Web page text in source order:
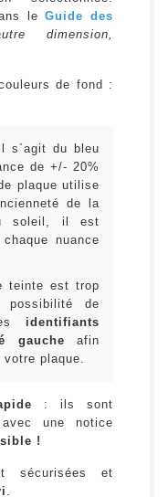
leGuide des
dimension,
de fond :
s`agit du bleu
de +/- 20%
plaque utilise
de la
soleil, il est
nuance
teinte est trop
de
identifiants
gauche afin
votre plaque.
: ils sont
une notice
!
sécurisées et
.